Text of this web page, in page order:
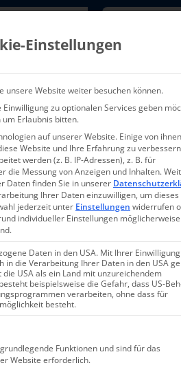
Aktuelles & Presse
Tagespflege
prüfung
Termin: 28.
mehr lesen
Einstellungen
unsere Website weiter besuchen können.
zu optionalen Services geben
Erlaubnis bitten.
auf unserer Website. Einige von
Website und Ihre Erfahrung zu
werden (z. B. IP-Adressen), z. B. für
die Messung von Anzeigen und Inhalten.
Daten finden Sie in unserer
Ihrer Daten einzuwilligen, um dieses
jederzeit unter Einstellungen widerrufen
individueller Einstellungen
Daten in den USA. Mit Ihrer
in die Verarbeitung Ihrer Daten in den USA
USA als ein Land mit unzureichendem
beispielsweise die Gefahr, dass US-
verarbeiten, ohne dass für
besteht.
Gruppen, für die eine
Funktionen und sind für das
Website erforderlich.